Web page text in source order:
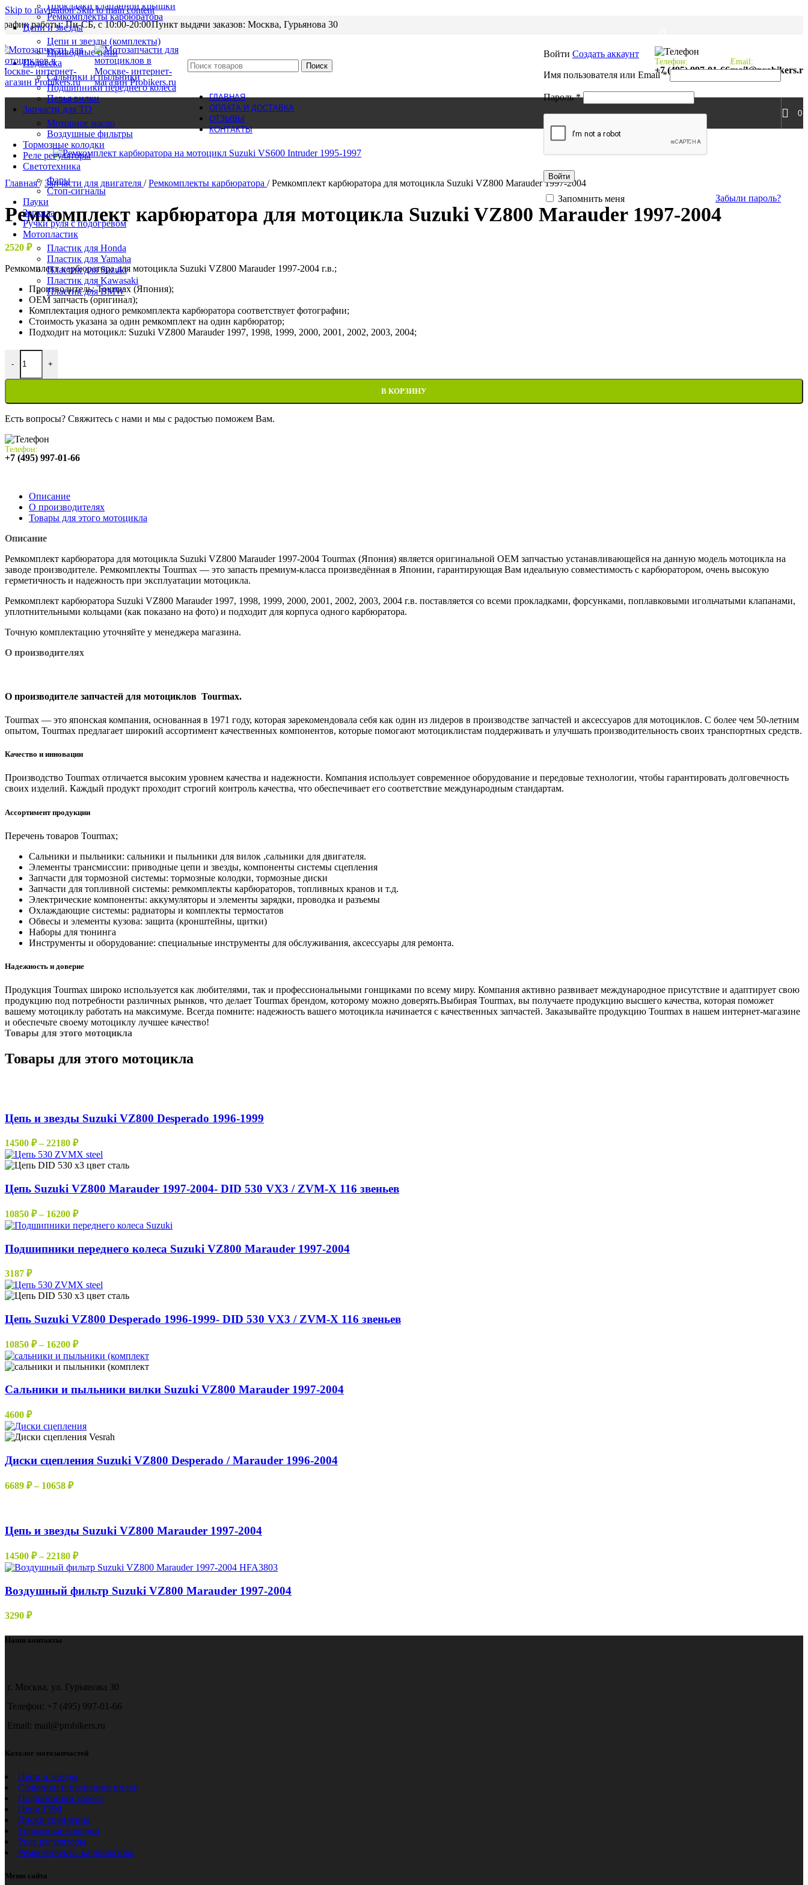
Skip to navigationSkip to main content
работы: Пн-CБ, с 10:00-20:00Пункт выдачи заказов: Москва, Гурьянова 30
Поиск Телефон:
+7 (495) 997-01-66
Email:
mail@probikers.ru
Прокладки клапанной крышки
Ремкомплекты карбюратора
Цепи и звезды
Цепи и звезды (комплекты)
Приводные цепи
Подвеска
Сальники и пыльники
Подшипники переднего колеса
Перья вилки
Запчасти для ТО
Моторное масло
Воздушные фильтры
Тормозные колодки
Реле регуляторы
Cветотехника
Фары
Стоп-сигналы
Пауки
Зеркала
Ручки руля с подогревом
Мотопластик
Пластик для Honda
Пластик для Yamaha
Пластик для Suzuki
Пластик для Kawasaki
Пластик для BMW
ГЛАВНАЯ
ОПЛАТА И ДОСТАВКА
ОТЗЫВЫ
КОНТАКТЫ
Войти Создать аккаунт
Имя пользователя или Email*Обязательно
Пароль*Обязательно
Войти
Забыли пароль?
Запомнить меня
0
Главная/ Запчасти для двигателя / Ремкомплекты карбюратора / Ремкомплект карбюратора для мотоцикла Suzuki VZ800 Marauder 1997-2004
Ремкомплект карбюратора для мотоцикла Suzuki VZ800 Marauder 1997-2004
2520 ₽
Ремкомплект карбюратора для мотоцикла Suzuki VZ800 Marauder 1997-2004 г.в.;
Производитель: Tourmax (Япония);
OEM запчасть (оригинал);
Комплектация одного ремкомплекта карбюратора соответствует фотографии;
Стоимость указана за один ремкомплект на один карбюратор;
Подходит на мотоцикл: Suzuki VZ800 Marauder 1997, 1998, 1999, 2000, 2001, 2002, 2003, 2004;
-
Количество товара Ремкомплект карбюратора для мотоцикла Suzuki VZ800 Marauder 1997-2004
+
В КОРЗИНУ
Есть вопросы? Свяжитесь с нами и мы с радостью поможем Вам.
Телефон:
+7 (495) 997-01-66
Описание
О производителях
Товары для этого мотоцикла
Описание
Ремкомплект карбюратора для мотоцикла Suzuki VZ800 Marauder 1997-2004 Tourmax (Япония) является оригинальной OEM запчастью устанавливающейся на данную модель мотоцикла на
заводе производителе. Ремкомплекты Tourmax — это запасть премиум-класса произведённая в Японии, гарантирующая Вам идеальную совместимость с карбюратором, очень высокую
герметичность и надежность при эксплуатации мотоцикла.
Ремкомплект карбюратора Suzuki VZ800 Marauder 1997, 1998, 1999, 2000, 2001, 2002, 2003, 2004 г.в. поставляется со всеми прокладками, форсунками, поплавковыми игольчатыми клапанами,
уплотнительными кольцами (как показано на фото) и подходит для корпуса одного карбюратора.
Точную комплектацию уточняйте у менеджера магазина.
О производителях
О производителе запчастей для мотоциклов Tourmax.
Tourmax — это японская компания, основанная в 1971 году, которая зарекомендовала себя как один из лидеров в производстве запчастей и аксессуаров для мотоциклов. С более чем 50-летним
опытом, Tourmax предлагает широкий ассортимент качественных компонентов, которые помогают мотоциклистам поддерживать и улучшать производительность своих транспортных средств.
Качество и инновации
Производство Tourmax отличается высоким уровнем качества и надежности. Компания использует современное оборудование и передовые технологии, чтобы гарантировать долговечность
своих изделий. Каждый продукт проходит строгий контроль качества, что обеспечивает его соответствие международным стандартам.
Ассортимент продукции
Перечень товаров Tourmax;
Сальники и пыльники: сальники и пыльники для вилок ,сальники для двигателя.
Элементы трансмиссии: приводные цепи и звезды, компоненты системы сцепления
Запчасти для тормозной системы: тормозные колодки, тормозные диски
Запчасти для топливной системы: ремкомплекты карбюраторов, топливных кранов и т.д.
Электрические компоненты: аккумуляторы и элементы зарядки, проводка и разъемы
Охлаждающие системы: радиаторы и комплекты термостатов
Обвесы и элементы кузова: защита (кронштейны, щитки)
Наборы для тюнинга
Инструменты и оборудование: специальные инструменты для обслуживания, аксессуары для ремонта.
Надежность и доверие
Продукция Tourmax широко используется как любителями, так и профессиональными гонщиками по всему миру. Компания активно развивает международное присутствие и адаптирует свою
продукцию под потребности различных рынков, что делает Tourmax брендом, которому можно доверять.Выбирая Tourmax, вы получаете продукцию высшего качества, которая поможет
вашему мотоциклу работать на максимуме. Всегда помните: надежность вашего мотоцикла начинается с качественных запчастей. Заказывайте продукцию Tourmax в нашем интернет-магазине
и обеспечьте своему мотоциклу лучшее качество!
Товары для этого мотоцикла
Товары для этого мотоцикла
Цепь и звезды Suzuki VZ800 Desperado 1996-1999
14500 ₽ – 22180 ₽Диапазон
цен:
14500 ₽
22180 ₽
Цепь Suzuki VZ800 Marauder 1997-2004- DID 530 VX3 / ZVM-X 116 звеньев
10850 ₽ – 16200 ₽Диапазон
цен:
–
Подшипники переднего колеса Suzuki VZ800 Marauder 1997-2004
3187 ₽
Цепь Suzuki VZ800 Desperado 1996-1999- DID 530 VX3 / ZVM-X 116 звеньев
10850 ₽ – 16200 ₽Диапазон
цен:
10850 ₽
16200 ₽
Сальники и пыльники вилки Suzuki VZ800 Marauder 1997-2004
4600 ₽
Диски сцепления Suzuki VZ800 Desperado / Marauder 1996-2004
6689 ₽ – 10658 ₽Диапазон
10658 ₽
Цепь и звезды Suzuki VZ800 Marauder 1997-2004
14500 ₽ – 22180 ₽Диапазон
цен:
–
Воздушный фильтр Suzuki VZ800 Marauder 1997-2004
3290 ₽
Наши контакты
г. Москва, ул. Гурьянова 30
Телефон: +7 (495) 997-01-66
Email: mail@probikers.ru
Каталог мотозапчастей
Цепи и звезды
Сальники и пыльники вилки
Подшипники колеса
Цепи ГРМ
Диски сцепления
Тормозные колодки
Реле регуляторы
Ремкомплекты карбюратора
Меню сайта